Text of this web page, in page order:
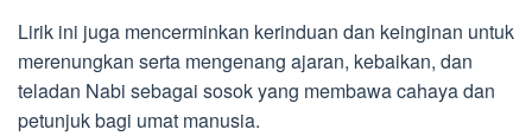
Lirik ini juga mencerminkan kerinduan dan keinginan untuk
merenungkan serta mengenang ajaran, kebaikan, dan
teladan Nabi sebagai sosok yang membawa cahaya dan
petunjuk bagi umat manusia.